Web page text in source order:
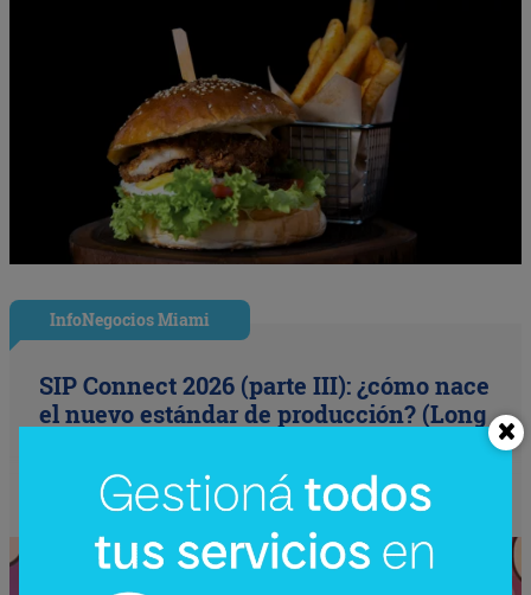
InfoNegocios Miami
SIP Connect 2026 (parte III): ¿cómo nace
el nuevo estándar de producción? (Long